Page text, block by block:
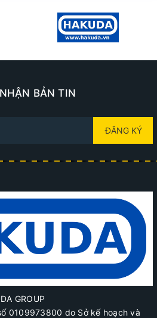
BẢN TIN
ĐĂNG KÝ
GROUP
0109973800 do Sở kế hoạch và